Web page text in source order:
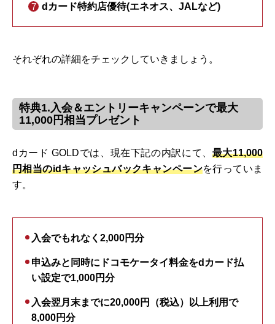
dカード特約店優待(エネオス、JALなど)
それぞれの詳細をチェックしていきましょう。
特典1.入会＆エントリーキャンペーンで最大
11,000円相当プレゼント
dカード GOLDでは、現在下記の内訳にて、 最大11,000
円相当のidキャッシュバックキャンペーンを行っていま
す。
入会でもれなく2,000円分
申込みと同時にドコモケータイ料金をdカード払
い設定で1,000円分
入会翌月末までに20,000円（税込）以上利用で
8,000円分